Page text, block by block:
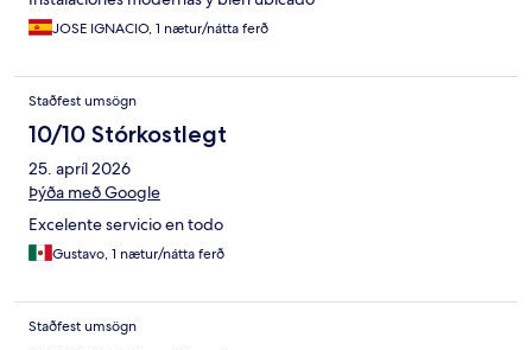
JOSE IGNACIO, 1 nætur/nátta ferð
Staðfest umsögn
10/10 Stórkostlegt
25. apríl 2026
Þýða með Google
Excelente servicio en todo
Gustavo, 1 nætur/nátta ferð
Staðfest umsögn